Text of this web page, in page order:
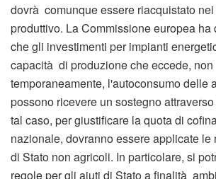
dovrà comunque essere riacquistato
produttivo. La Commissione europea
che gli investimenti per impianti
capacità di produzione che eccede, non
temporaneamente, l'autoconsumo delle
possono ricevere un sostegno
tal caso, per giustificare la quota di
nazionale, dovranno essere applicate le
di Stato non agricoli. In particolare, si
regole per gli aiuti di Stato a finalità